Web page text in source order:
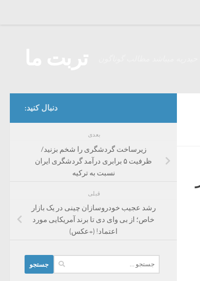
دنبال کنید:
بعدی
زیرساخت گردشگری را شخم بزنید/
ظرفیت ۵ برابری درآمد گردشگری ایران
نسبت به ترکیه
قبلی
رشد عجیب خودروسازان چینی در یک بازار
خاص؛ از بی وای دی تا برند آمریکایی مورد
اعتماد! (+عکس)
برای: